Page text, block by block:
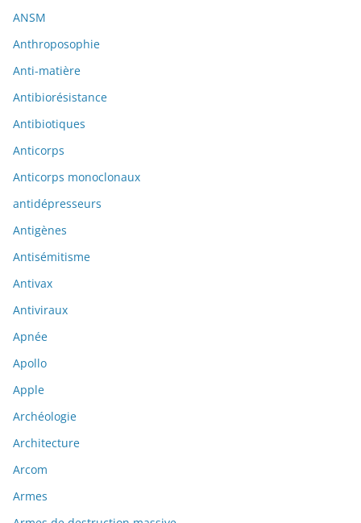
ANSM
Anthroposophie
Anti-matière
Antibiorésistance
Antibiotiques
Anticorps
Anticorps monoclonaux
antidépresseurs
Antigènes
Antisémitisme
Antivax
Antiviraux
Apnée
Apollo
Apple
Archéologie
Architecture
Arcom
Armes